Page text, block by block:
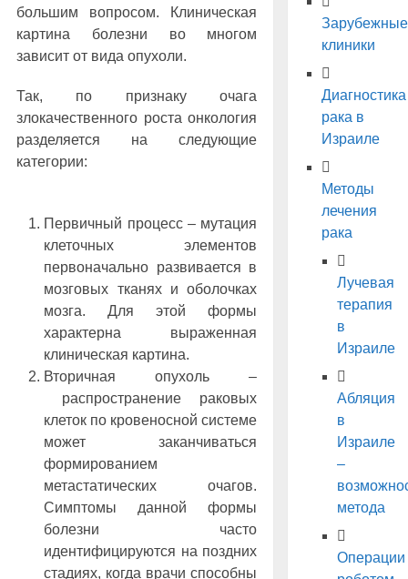
большим вопросом. Клиническая
картина болезни во многом
зависит от вида опухоли.
Так, по признаку очага
злокачественного роста онкология
разделяется на следующие
категории:
Первичный процесс – мутация
клеточных элементов
первоначально развивается в
мозговых тканях и оболочках
мозга. Для этой формы
характерна выраженная
клиническая картина.
Вторичная опухоль –
распространение раковых
клеток по кровеносной системе
может заканчиваться
формированием
метастатических очагов.
Симптомы данной формы
болезни часто
идентифицируются на поздних
стадиях, когда врачи способны
Зарубежные
клиники
Диагностика
рака в
Израиле
Методы
лечения
рака
Лучевая
терапия
в
Израиле
Абляция
в
Израиле
–
метода
Операции